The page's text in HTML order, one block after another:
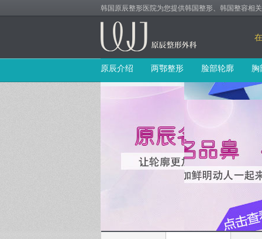
韩国原辰整形医院为您提供韩国整形、韩国整容相
原辰介绍 两鄂整形 脸部轮廓 胸